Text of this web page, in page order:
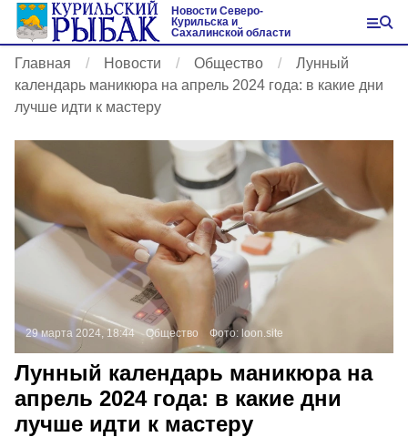
Новости Северо-
Курильска и
Сахалинской области
Главная Новости Общество
Лунный
календарь маникюра на апрель 2024 года: в какие дни
лучше идти к мастеру
29 марта 2024, 18:44 Общество Фото: loon.site
Лунный календарь маникюра на
апрель 2024 года: в какие дни
лучше идти к мастеру